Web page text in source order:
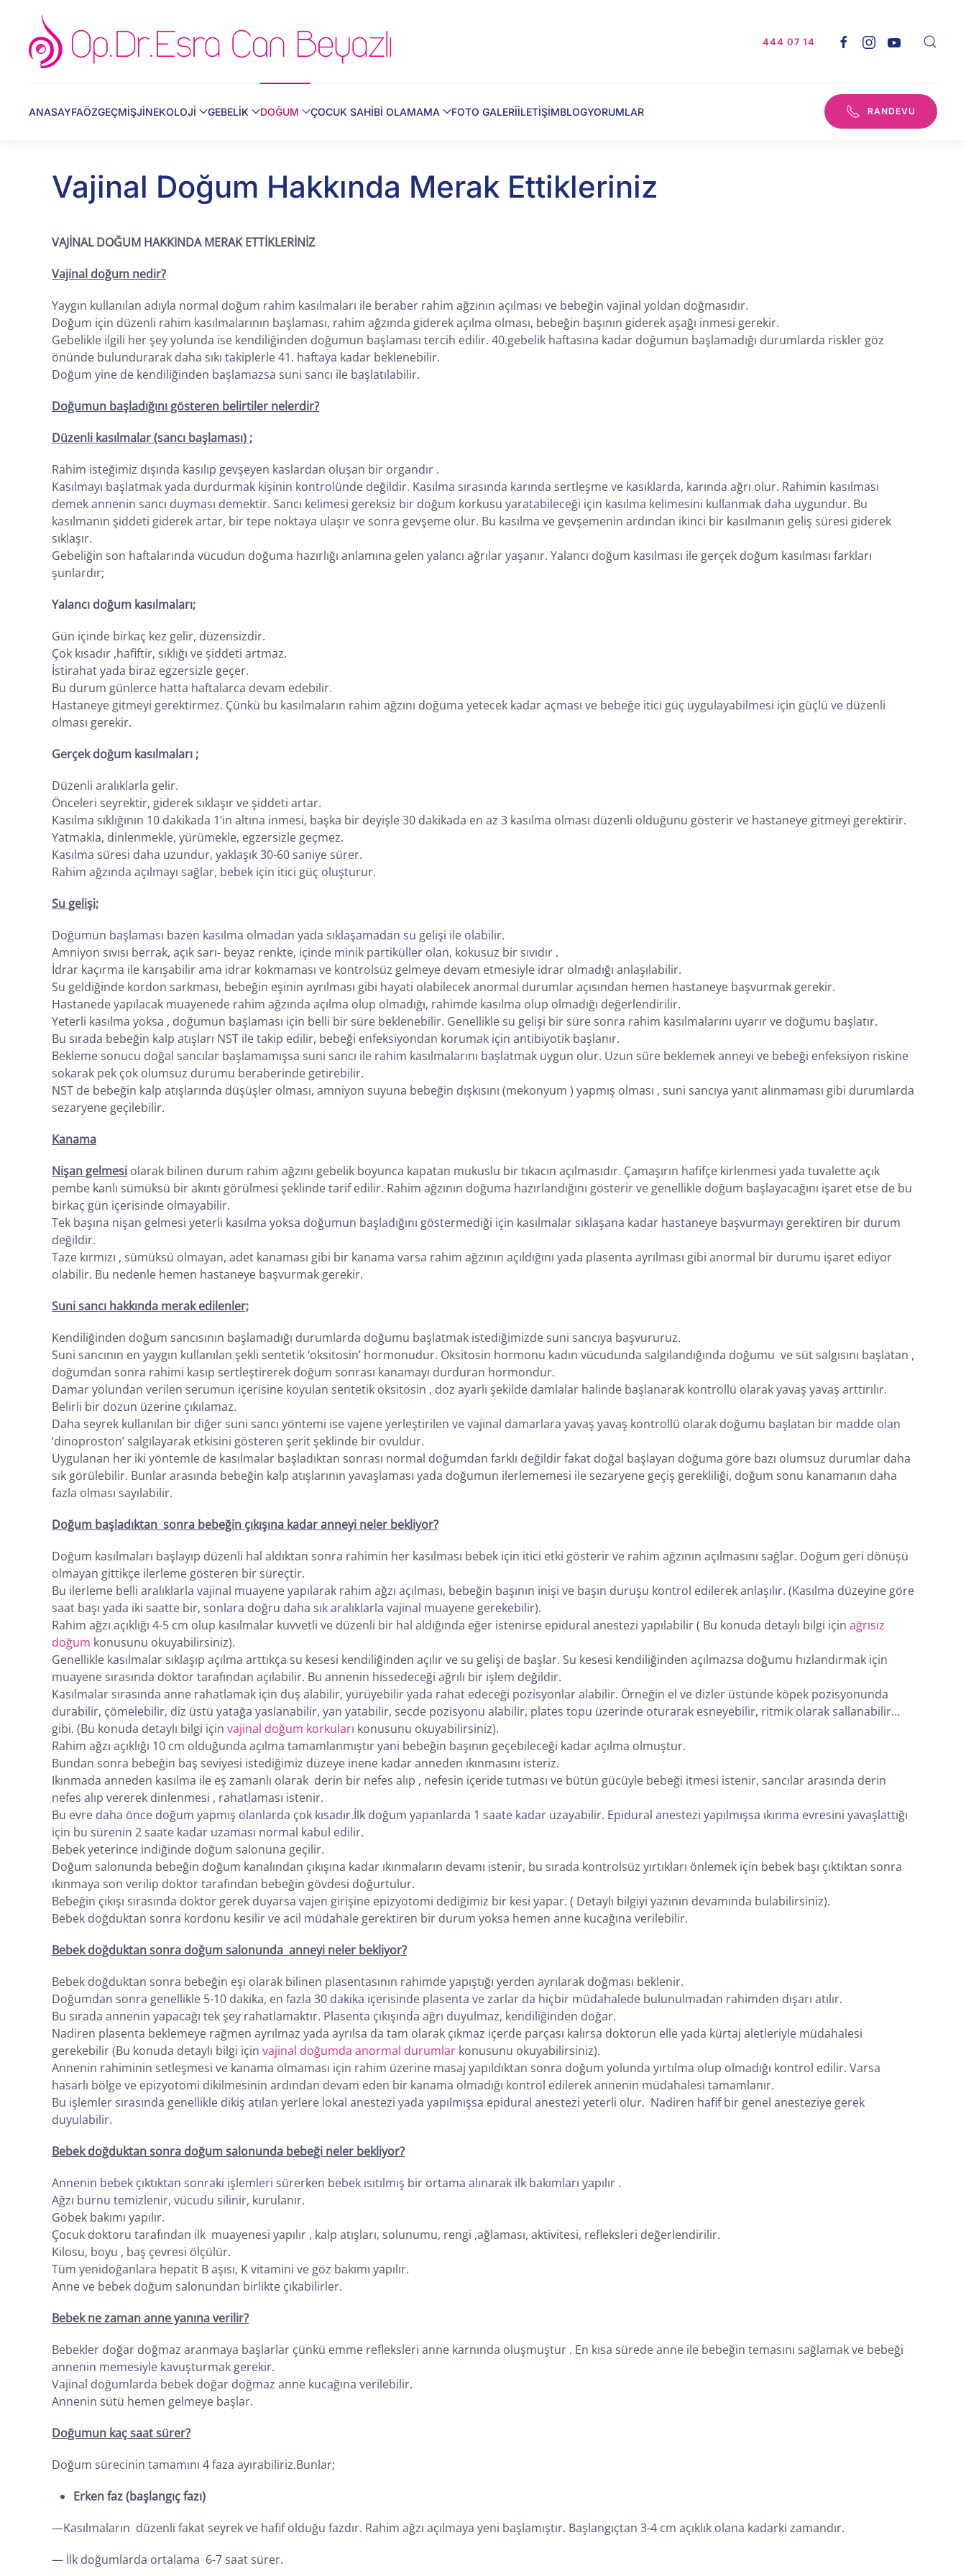
Skip to main content 444 07 14
ANASAYFAÖZGEÇMİŞJİNEKOLOJİ GEBELİK DOĞUM ÇOCUK SAHİBİ OLAMAMA FOTO GALERİİLETİŞİMBLOGYORUMLAR RANDEVU
Vajinal Doğum Hakkında Merak Ettikleriniz
VAJİNAL DOĞUM HAKKINDA MERAK ETTİKLERİNİZ
Vajinal doğum nedir?
Yaygın kullanılan adıyla normal doğum rahim kasılmaları ile beraber rahim ağzının açılması ve bebeğin vajinal yoldan doğmasıdır.
Doğum için düzenli rahim kasılmalarının başlaması, rahim ağzında giderek açılma olması, bebeğin başının giderek aşağı inmesi gerekir.
Gebelikle ilgili her şey yolunda ise kendiliğinden doğumun başlaması tercih edilir. 40.gebelik haftasına kadar doğumun başlamadığı durumlarda riskler göz
önünde bulundurarak daha sıkı takiplerle 41. haftaya kadar beklenebilir.
Doğum yine de kendiliğinden başlamazsa suni sancı ile başlatılabilir.
Doğumun başladığını gösteren belirtiler nelerdir?
Düzenli kasılmalar (sancı başlaması) ;
Rahim isteğimiz dışında kasılıp gevşeyen kaslardan oluşan bir organdır .
Kasılmayı başlatmak yada durdurmak kişinin kontrolünde değildir. Kasılma sırasında karında sertleşme ve kasıklarda, karında ağrı olur. Rahimin kasılması
demek annenin sancı duyması demektir. Sancı kelimesi gereksiz bir doğum korkusu yaratabileceği için kasılma kelimesini kullanmak daha uygundur. Bu
kasılmanın şiddeti giderek artar, bir tepe noktaya ulaşır ve sonra gevşeme olur. Bu kasılma ve gevşemenin ardından ikinci bir kasılmanın geliş süresi giderek
sıklaşır.
Gebeliğin son haftalarında vücudun doğuma hazırlığı anlamına gelen yalancı ağrılar yaşanır. Yalancı doğum kasılması ile gerçek doğum kasılması farkları
şunlardır;
Yalancı doğum kasılmaları;
Gün içinde birkaç kez gelir, düzensizdir.
Çok kısadır ,hafiftir, sıklığı ve şiddeti artmaz.
İstirahat yada biraz egzersizle geçer.
Bu durum günlerce hatta haftalarca devam edebilir.
Hastaneye gitmeyi gerektirmez. Çünkü bu kasılmaların rahim ağzını doğuma yetecek kadar açması ve bebeğe itici güç uygulayabilmesi için güçlü ve düzenli
olması gerekir.
Gerçek doğum kasılmaları ;
Düzenli aralıklarla gelir.
Önceleri seyrektir, giderek sıklaşır ve şiddeti artar.
Kasılma sıklığının 10 dakikada 1’in altına inmesi, başka bir deyişle 30 dakikada en az 3 kasılma olması düzenli olduğunu gösterir ve hastaneye gitmeyi gerektirir.
Yatmakla, dinlenmekle, yürümekle, egzersizle geçmez.
Kasılma süresi daha uzundur, yaklaşık 30-60 saniye sürer.
Rahim ağzında açılmayı sağlar, bebek için itici güç oluşturur.
Su gelişi;
Doğumun başlaması bazen kasılma olmadan yada sıklaşamadan su gelişi ile olabilir.
Amniyon sıvısı berrak, açık sarı- beyaz renkte, içinde minik partiküller olan, kokusuz bir sıvıdır .
İdrar kaçırma ile karışabilir ama idrar kokmaması ve kontrolsüz gelmeye devam etmesiyle idrar olmadığı anlaşılabilir.
Su geldiğinde kordon sarkması, bebeğin eşinin ayrılması gibi hayati olabilecek anormal durumlar açısından hemen hastaneye başvurmak gerekir.
Hastanede yapılacak muayenede rahim ağzında açılma olup olmadığı, rahimde kasılma olup olmadığı değerlendirilir.
Yeterli kasılma yoksa , doğumun başlaması için belli bir süre beklenebilir. Genellikle su gelişi bir süre sonra rahim kasılmalarını uyarır ve doğumu başlatır.
Bu sırada bebeğin kalp atışları NST ile takip edilir, bebeği enfeksiyondan korumak için antibiyotik başlanır.
Bekleme sonucu doğal sancılar başlamamışsa suni sancı ile rahim kasılmalarını başlatmak uygun olur. Uzun süre beklemek anneyi ve bebeği enfeksiyon riskine
sokarak pek çok olumsuz durumu beraberinde getirebilir.
NST de bebeğin kalp atışlarında düşüşler olması, amniyon suyuna bebeğin dışkısını (mekonyum ) yapmış olması , suni sancıya yanıt alınmaması gibi durumlarda
sezaryene geçilebilir.
Kanama
Nişan gelmesi olarak bilinen durum rahim ağzını gebelik boyunca kapatan mukuslu bir tıkacın açılmasıdır. Çamaşırın hafifçe kirlenmesi yada tuvalette açık
pembe kanlı sümüksü bir akıntı görülmesi şeklinde tarif edilir. Rahim ağzının doğuma hazırlandığını gösterir ve genellikle doğum başlayacağını işaret etse de bu
birkaç gün içerisinde olmayabilir.
Tek başına nişan gelmesi yeterli kasılma yoksa doğumun başladığını göstermediği için kasılmalar sıklaşana kadar hastaneye başvurmayı gerektiren bir durum
değildir.
Taze kırmızı , sümüksü olmayan, adet kanaması gibi bir kanama varsa rahim ağzının açıldığını yada plasenta ayrılması gibi anormal bir durumu işaret ediyor
olabilir. Bu nedenle hemen hastaneye başvurmak gerekir.
Suni sancı hakkında merak edilenler;
Kendiliğinden doğum sancısının başlamadığı durumlarda doğumu başlatmak istediğimizde suni sancıya başvururuz.
Suni sancının en yaygın kullanılan şekli sentetik ‘oksitosin’ hormonudur. Oksitosin hormonu kadın vücudunda salgılandığında doğumu ve süt salgısını başlatan ,
doğumdan sonra rahimi kasıp sertleştirerek doğum sonrası kanamayı durduran hormondur.
Damar yolundan verilen serumun içerisine koyulan sentetik oksitosin , doz ayarlı şekilde damlalar halinde başlanarak kontrollü olarak yavaş yavaş arttırılır.
Belirli bir dozun üzerine çıkılamaz.
Daha seyrek kullanılan bir diğer suni sancı yöntemi ise vajene yerleştirilen ve vajinal damarlara yavaş yavaş kontrollü olarak doğumu başlatan bir madde olan
‘dinoproston’ salgılayarak etkisini gösteren şerit şeklinde bir ovuldur.
Uygulanan her iki yöntemle de kasılmalar başladıktan sonrası normal doğumdan farklı değildir fakat doğal başlayan doğuma göre bazı olumsuz durumlar daha
sık görülebilir. Bunlar arasında bebeğin kalp atışlarının yavaşlaması yada doğumun ilerlememesi ile sezaryene geçiş gerekliliği, doğum sonu kanamanın daha
fazla olması sayılabilir.
Doğum başladıktan sonra bebeğin çıkışına kadar anneyi neler bekliyor?
Doğum kasılmaları başlayıp düzenli hal aldıktan sonra rahimin her kasılması bebek için itici etki gösterir ve rahim ağzının açılmasını sağlar. Doğum geri dönüşü
olmayan gittikçe ilerleme gösteren bir süreçtir.
Bu ilerleme belli aralıklarla vajinal muayene yapılarak rahim ağzı açılması, bebeğin başının inişi ve başın duruşu kontrol edilerek anlaşılır. (Kasılma düzeyine göre
saat başı yada iki saatte bir, sonlara doğru daha sık aralıklarla vajinal muayene gerekebilir).
Rahim ağzı açıklığı 4-5 cm olup kasılmalar kuvvetli ve düzenli bir hal aldığında eğer istenirse epidural anestezi yapılabilir ( Bu konuda detaylı bilgi için ağrısız
doğum konusunu okuyabilirsiniz).
Genellikle kasılmalar sıklaşıp açılma arttıkça su kesesi kendiliğinden açılır ve su gelişi de başlar. Su kesesi kendiliğinden açılmazsa doğumu hızlandırmak için
muayene sırasında doktor tarafından açılabilir. Bu annenin hissedeceği ağrılı bir işlem değildir.
Kasılmalar sırasında anne rahatlamak için duş alabilir, yürüyebilir yada rahat edeceği pozisyonlar alabilir. Örneğin el ve dizler üstünde köpek pozisyonunda
durabilir, çömelebilir, diz üstü yatağa yaslanabilir, yan yatabilir, secde pozisyonu alabilir, plates topu üzerinde oturarak esneyebilir, ritmik olarak sallanabilir…
gibi. (Bu konuda detaylı bilgi için vajinal doğum korkuları konusunu okuyabilirsiniz).
Rahim ağzı açıklığı 10 cm olduğunda açılma tamamlanmıştır yani bebeğin başının geçebileceği kadar açılma olmuştur.
Bundan sonra bebeğin baş seviyesi istediğimiz düzeye inene kadar anneden ıkınmasını isteriz.
Ikınmada anneden kasılma ile eş zamanlı olarak derin bir nefes alıp , nefesin içeride tutması ve bütün gücüyle bebeği itmesi istenir, sancılar arasında derin
nefes alıp vererek dinlenmesi , rahatlaması istenir.
Bu evre daha önce doğum yapmış olanlarda çok kısadır.İlk doğum yapanlarda 1 saate kadar uzayabilir. Epidural anestezi yapılmışsa ıkınma evresini yavaşlattığı
için bu sürenin 2 saate kadar uzaması normal kabul edilir.
Bebek yeterince indiğinde doğum salonuna geçilir.
Doğum salonunda bebeğin doğum kanalından çıkışına kadar ıkınmaların devamı istenir, bu sırada kontrolsüz yırtıkları önlemek için bebek başı çıktıktan sonra
ıkınmaya son verilip doktor tarafından bebeğin gövdesi doğurtulur.
Bebeğin çıkışı sırasında doktor gerek duyarsa vajen girişine epizyotomi dediğimiz bir kesi yapar. ( Detaylı bilgiyi yazının devamında bulabilirsiniz).
Bebek doğduktan sonra kordonu kesilir ve acil müdahale gerektiren bir durum yoksa hemen anne kucağına verilebilir.
Bebek doğduktan sonra doğum salonunda anneyi neler bekliyor?
Bebek doğduktan sonra bebeğin eşi olarak bilinen plasentasının rahimde yapıştığı yerden ayrılarak doğması beklenir.
Doğumdan sonra genellikle 5-10 dakika, en fazla 30 dakika içerisinde plasenta ve zarlar da hiçbir müdahalede bulunulmadan rahimden dışarı atılır.
Bu sırada annenin yapacağı tek şey rahatlamaktır. Plasenta çıkışında ağrı duyulmaz, kendiliğinden doğar.
Nadiren plasenta beklemeye rağmen ayrılmaz yada ayrılsa da tam olarak çıkmaz içerde parçası kalırsa doktorun elle yada kürtaj aletleriyle müdahalesi
gerekebilir (Bu konuda detaylı bilgi için vajinal doğumda anormal durumlar konusunu okuyabilirsiniz).
Annenin rahiminin setleşmesi ve kanama olmaması için rahim üzerine masaj yapıldıktan sonra doğum yolunda yırtılma olup olmadığı kontrol edilir. Varsa
hasarlı bölge ve epizyotomi dikilmesinin ardından devam eden bir kanama olmadığı kontrol edilerek annenin müdahalesi tamamlanır.
Bu işlemler sırasında genellikle dikiş atılan yerlere lokal anestezi yada yapılmışsa epidural anestezi yeterli olur. Nadiren hafif bir genel anesteziye gerek
duyulabilir.
Bebek doğduktan sonra doğum salonunda bebeği neler bekliyor?
Annenin bebek çıktıktan sonraki işlemleri sürerken bebek ısıtılmış bir ortama alınarak ilk bakımları yapılır .
Ağzı burnu temizlenir, vücudu silinir, kurulanır.
Göbek bakımı yapılır.
Çocuk doktoru tarafından ilk muayenesi yapılır , kalp atışları, solunumu, rengi ,ağlaması, aktivitesi, refleksleri değerlendirilir.
Kilosu, boyu , baş çevresi ölçülür.
Tüm yenidoğanlara hepatit B aşısı, K vitamini ve göz bakımı yapılır.
Anne ve bebek doğum salonundan birlikte çıkabilirler.
Bebek ne zaman anne yanına verilir?
Bebekler doğar doğmaz aranmaya başlarlar çünkü emme refleksleri anne karnında oluşmuştur . En kısa sürede anne ile bebeğin temasını sağlamak ve bebeği
annenin memesiyle kavuşturmak gerekir.
Vajinal doğumlarda bebek doğar doğmaz anne kucağına verilebilir.
Annenin sütü hemen gelmeye başlar.
Doğumun kaç saat sürer?
Doğum sürecinin tamamını 4 faza ayırabiliriz.Bunlar;
Erken faz (başlangıç fazı)
—Kasılmaların düzenli fakat seyrek ve hafif olduğu fazdır. Rahim ağzı açılmaya yeni başlamıştır. Başlangıçtan 3-4 cm açıklık olana kadarki zamandır.
— İlk doğumlarda ortalama 6-7 saat sürer.